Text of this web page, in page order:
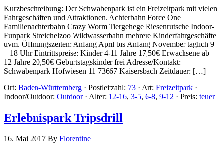
Kurzbeschreibung: Der Schwabenpark ist ein Freizeitpark mit vielen
Fahrgeschäften und Attraktionen. Achterbahn Force One
Familienachterbahn Crazy Worm Tiergehege Riesenrutsche Indoor-
Funpark Streichelzoo Wildwasserbahn mehrere Kinderfahrgeschäfte
uvm. Öffnungszeiten: Anfang April bis Anfang November täglich 9
– 18 Uhr Eintrittspreise: Kinder 4-11 Jahre 17,50€ Erwachsene ab
12 Jahre 20,50€ Geburtstagskinder frei Adresse/Kontakt:
Schwabenpark Hofwiesen 11 73667 Kaisersbach Zeitdauer: […]
Ort: Baden-Württemberg · Postleitzahl: 73 · Art: Freizeitpark ·
Indoor/Outdoor: Outdoor· Alter: 12-16, 3-5, 6-8, 9-12 · Preis: teuer
Erlebnispark Tripsdrill
16. Mai 2017 By Florentine